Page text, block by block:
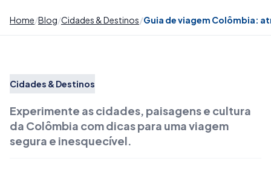
Home Blog Cidades & Destinos Guia de viagem Colômbia:
Cidades & Destinos
Experimente as cidades, paisagens e cultura
da Colômbia com dicas para uma viagem
segura e inesquecível.